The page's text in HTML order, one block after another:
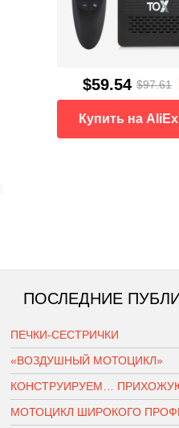
$59.54 $97.61
Купить на
ПОСЛЕДНИЕ
ПЕЧКИ-СЕСТРИЧКИ
«ВОЗДУШНЫЙ МОТОЦИКЛ»
КОНСТРУИРУЕМ…
МОТОЦИКЛ ШИРОКОГО